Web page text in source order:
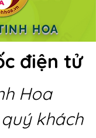
HOA
điện tử
Hoa
khách